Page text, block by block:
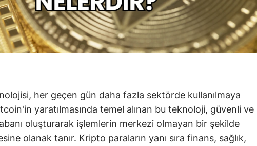
her geçen gün daha fazla sektörde kullanılmaya
yaratılmasında temel alınan bu teknoloji, güvenli ve
oluşturarak işlemlerin merkezi olmayan bir şekilde
olanak tanır. Kripto paraların yanı sıra finans, sağlık,